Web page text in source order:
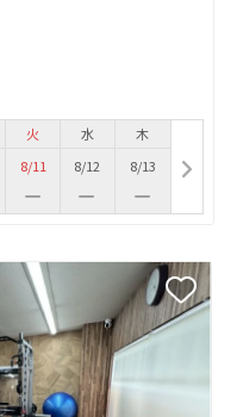
火
8/11
水
8/12
木
8/13